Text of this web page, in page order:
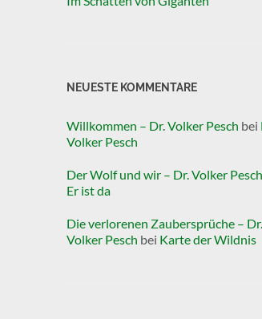
NEUESTE KOMMENTARE
Willkommen – Dr. Volker Pesch bei
Volker Pesch
Der Wolf und wir – Dr. Volker Pesch
Er ist da
Die verlorenen Zaubersprüche – Dr.
Volker Pesch bei Karte der Wildnis